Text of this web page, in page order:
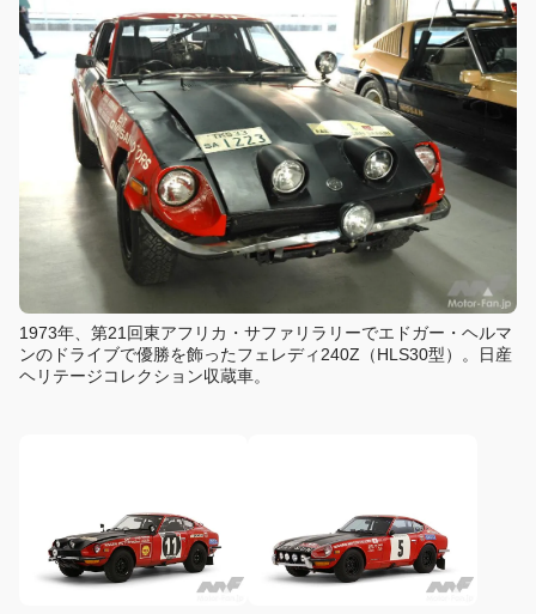
1973年、第21回東アフリカ・サファリラリーでエドガー・ヘルマ
ンのドライブで優勝を飾ったフェレディ240Z（HLS30型）。日産
ヘリテージコレクション収蔵車。